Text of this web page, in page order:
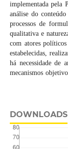
implementada pela
análise do
processos de
qualitativa e
com atores
estabelecidas,
há necessidade de
mecanismos
DOWNLOADS